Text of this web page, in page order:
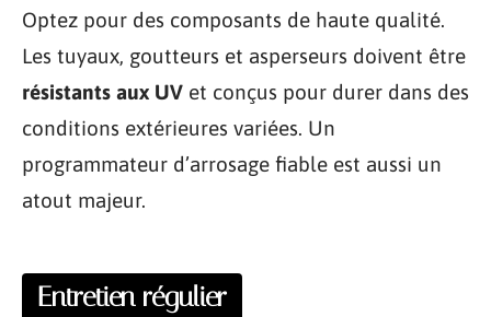
Optez pour des composants de haute qualité.
Les tuyaux, goutteurs et asperseurs doivent être
résistants aux UV et conçus pour durer dans des
conditions extérieures variées. Un
programmateur d’arrosage fiable est aussi un
atout majeur.
Entretien régulier